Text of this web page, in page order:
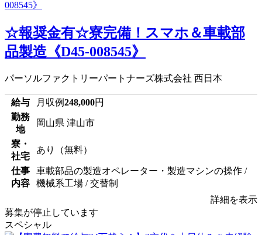
☆報奨金有☆寮完備！スマホ＆車載部
品製造《D45-008545》
パーソルファクトリーパートナーズ株式会社 西日本
給与 月収例248,000円
勤務
地
岡山県 津山市
寮・
社宅
あり（無料）
仕事
内容
車載部品の製造オペレーター・製造マシンの操作 /
機械系工場 / 交替制
詳細を表示
募集が停止しています
スペシャル